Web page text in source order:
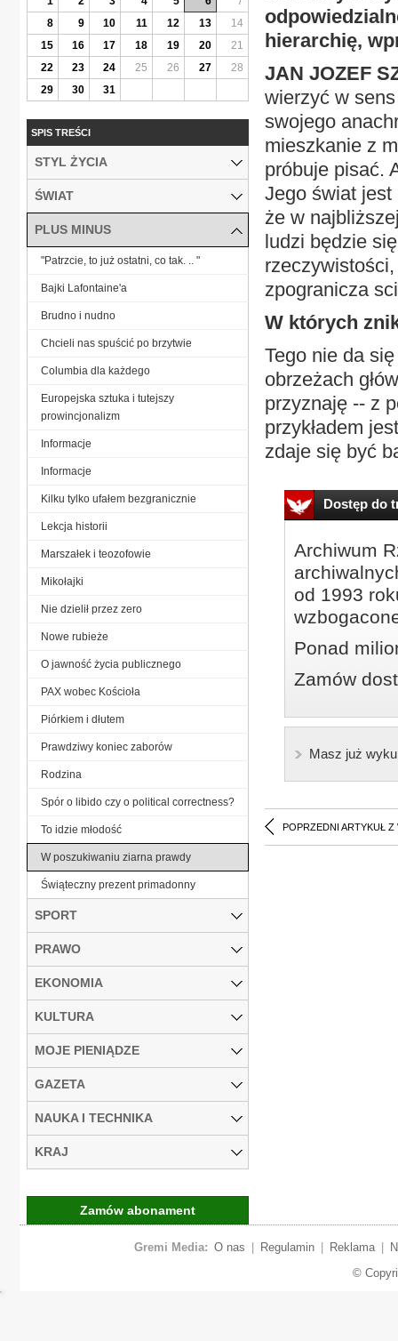
hierarchię,
JAN JOZEF
wierzyć w
swojego
mieszkanie z
próbuje pisać.
Jego świat
że w
ludzi będzie
zpogranicza
W których
Tego nie da
obrzeżach
przyznaję -- z
przykładem
zdaje się być
Dostęp do
Archiwum
od 1993
Ponad
Zamów
Masz już
POPRZEDNI ARTYKUŁ Z
8
9 10 11 12 13
14
15
16 17 18 19 20
21
22
23 24 25 26 27
28
29
30 31
SPIS TREŚCI
STYL ŻYCIA
ŚWIAT
PLUS MINUS
"Patrzcie, to już ostatni, co tak. .. "
Bajki Lafontaine'a
Brudno i nudno
Chcieli nas spuścić po brzytwie
Columbia dla każdego
Europejska sztuka i tutejszy
prowincjonalizm
Informacje
Informacje
Kilku tylko ufałem bezgranicznie
Lekcja historii
Marszałek i teozofowie
Mikołajki
Nie dzielił przez zero
Nowe rubieże
O jawność życia publicznego
PAX wobec Kościoła
Piórkiem i dłutem
Prawdziwy koniec zaborów
Rodzina
Spór o libido czy o political correctness?
To idzie młodość
W poszukiwaniu ziarna prawdy
Świąteczny prezent primadonny
SPORT
PRAWO
EKONOMIA
KULTURA
MOJE PIENIĄDZE
GAZETA
NAUKA I TECHNIKA
KRAJ
Zamów abonament
Gremi Media: O nas Regulamin Reklama
©